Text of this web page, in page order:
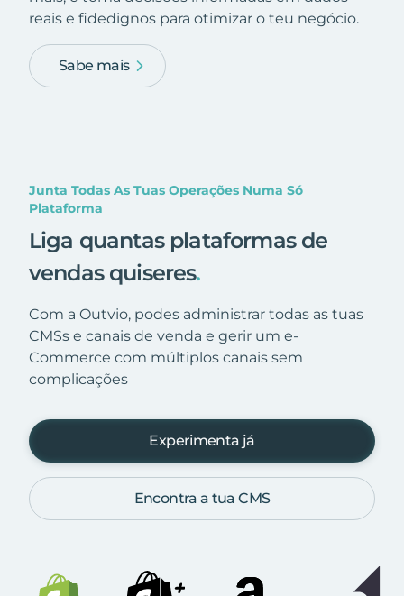
reais e fidedignos para otimizar o teu negócio.
Sabe mais
Junta Todas As Tuas Operações Numa Só
Plataforma
Liga quantas plataformas de
vendas quiseres.
Com a Outvio, podes administrar todas as tuas
CMSs e canais de venda e gerir um e-
Commerce com múltiplos canais sem
complicações
Experimenta já
Encontra a tua CMS